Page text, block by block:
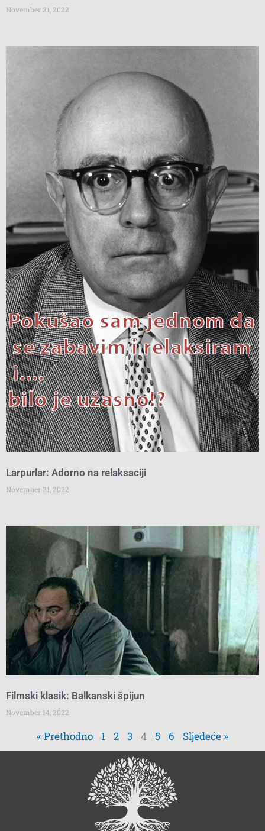
November 21, 2022
Larpurlar: Adorno na relaksaciji
November 21, 2022
Filmski klasik: Balkanski špijun
November 14, 2022
« Prethodno 1 2 3 4 5 6 Sljedeće »